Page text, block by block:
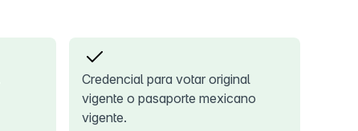
Credencial para votar original
vigente o pasaporte mexicano
vigente.